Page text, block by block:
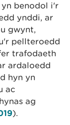
benodol i'r
ynddi, ar
gwynt,
pellteroedd
trafodaeth
ardaloedd
hyn yn
ac
ag
).